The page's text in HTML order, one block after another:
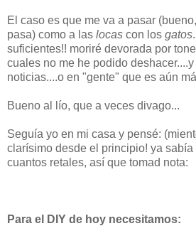
El caso es que me va a pasar
pasa) como a las locas con los gatos
suficientes!! moriré devorada por
cuales no me he podido
noticias....o en "gente" que es aún
Bueno al lío, que a veces divago...
Seguía yo en mi casa y pensé:
clarísimo desde el principio! ya
cuantos retales, así que tomad nota:
Para el DIY de hoy necesitamos: